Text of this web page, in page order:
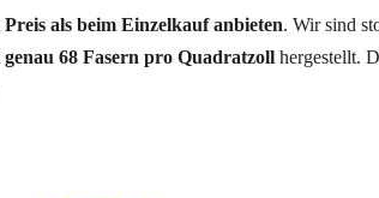
als beim Einzelkauf anbieten. Wir sind
68 Fasern pro Quadratzoll hergestellt.